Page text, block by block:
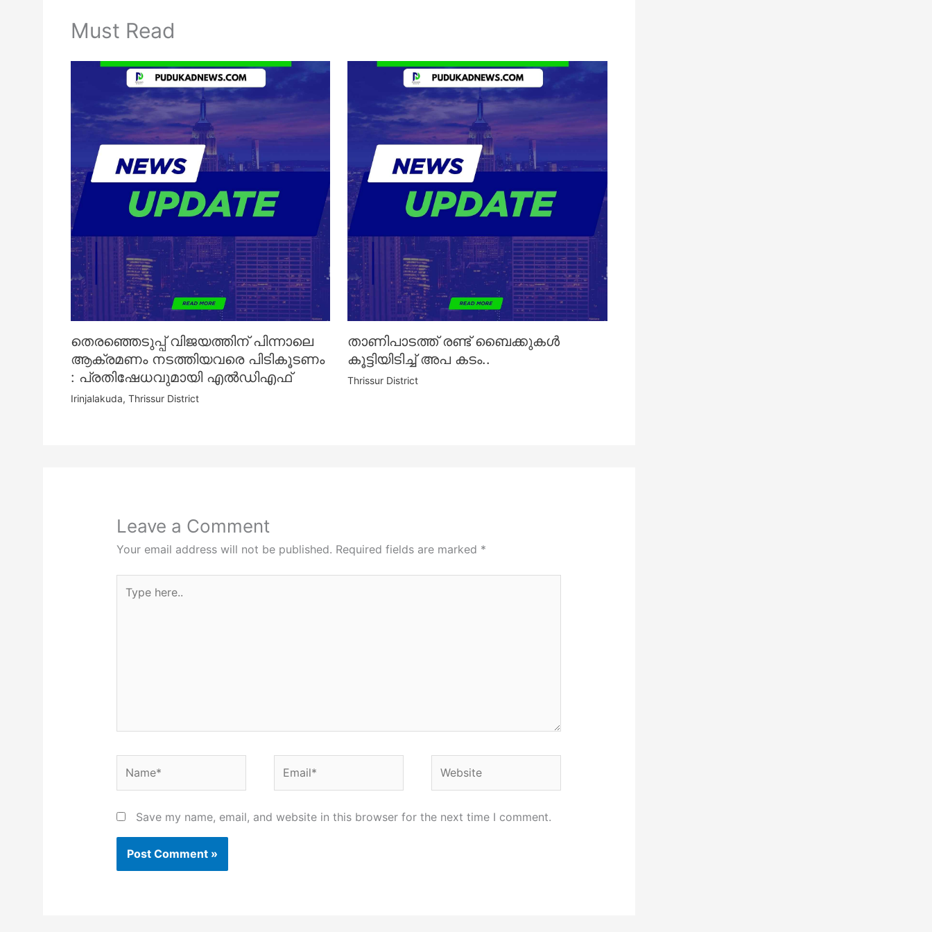
Must Read
തെരഞ്ഞെടുപ്പ് വിജയത്തിന് പിന്നാലെ
ആക്രമണം നടത്തിയവരെ പിടികൂടണം
: പ്രതിഷേധവുമായി എൽഡിഎഫ്
Irinjalakuda, Thrissur District
താണിപാടത്ത് രണ്ട് ബൈക്കുകൾ
കൂട്ടിയിടിച്ച് അപ കടം..
Thrissur District
Leave a Comment
Your email address will not be published. Required fields are marked *
here..
Save my name, email, and website in this browser for the next time I comment.